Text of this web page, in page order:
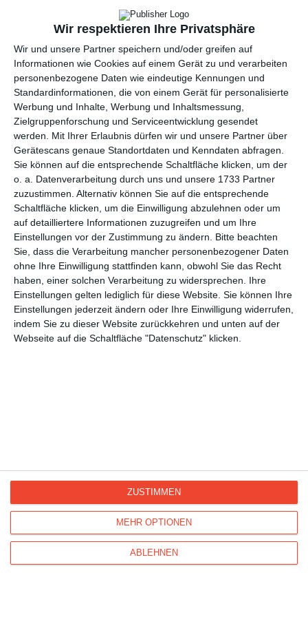
Wir respektieren Ihre Privatsphäre
Wir und unsere Partner speichern und/oder greifen auf
Informationen wie Cookies auf einem Gerät zu und verarbeiten
personenbezogene Daten wie eindeutige Kennungen und
Standardinformationen, die von einem Gerät für personalisierte
Werbung und Inhalte, Werbung und Inhaltsmessung,
Zielgruppenforschung und Serviceentwicklung gesendet
werden.
Mit Ihrer Erlaubnis dürfen wir und unsere Partner über
Gerätescans genaue Standortdaten und Kenndaten abfragen.
Sie können auf die entsprechende Schaltfläche klicken, um der
o. a. Datenverarbeitung durch uns und unsere 1733 Partner
zuzustimmen. Alternativ können Sie auf die entsprechende
Schaltfläche klicken, um die Einwilligung abzulehnen oder um
auf detailliertere Informationen zuzugreifen und um Ihre
Einstellungen vor der Zustimmung zu ändern.
Bitte beachten
Sie, dass die Verarbeitung mancher personenbezogener Daten
ohne Ihre Einwilligung stattfinden kann, obwohl Sie das Recht
haben, einer solchen Verarbeitung zu widersprechen. Ihre
Einstellungen gelten lediglich für diese Website. Sie können Ihre
Einstellungen jederzeit ändern oder Ihre Einwilligung widerrufen,
indem Sie zu dieser Website zurückkehren und unten auf der
Webseite auf die Schaltfläche "Datenschutz" klicken.
MEHR OPTIONEN
ABLEHNEN
ZUSTIMMEN
Facebook, Twitter, WhatsApp, ...
WEITERE KARTEN IN DIESEN
KATEGORIEN ANSEHEN
Feiertage, Festtage
Ehrentage
Namenstag
Vatertag
Glückwünsche
Glückwunsch Rente
Allgemeine Glückwünsche
Werdende Eltern
Geburt
Kisseo©
Ereignis-Kalender
Newsletter
Hilfe / FAQ
Nutzungsbedingungen
Kisseo auf Facebook